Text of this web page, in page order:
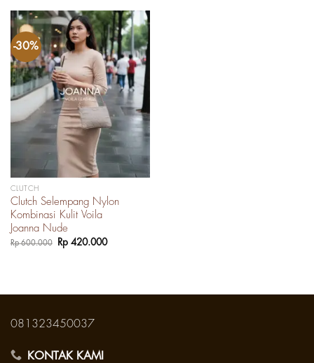
Rp 420.000.
-30%
CLUTCH
Clutch Selempang Nylon
Kombinasi Kulit Voila
Joanna Nude
Rp600.000
Harga
aslinya
Rp 420.000Harga
081323450037
KONTAK KAMI